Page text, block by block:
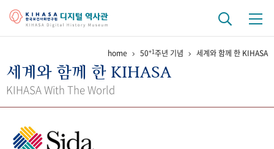
걸어온 길 기관 변천사 역대 기관장
정책과 연구 키워드로 보는 연구 역사
home 50+1주년 기념 세계와 함께 한 KIHASA
세계와 함께 한 KIHASA
KIHASA With The World